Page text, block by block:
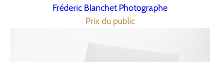
Fréderic Blanchet Photographe
Prix du public